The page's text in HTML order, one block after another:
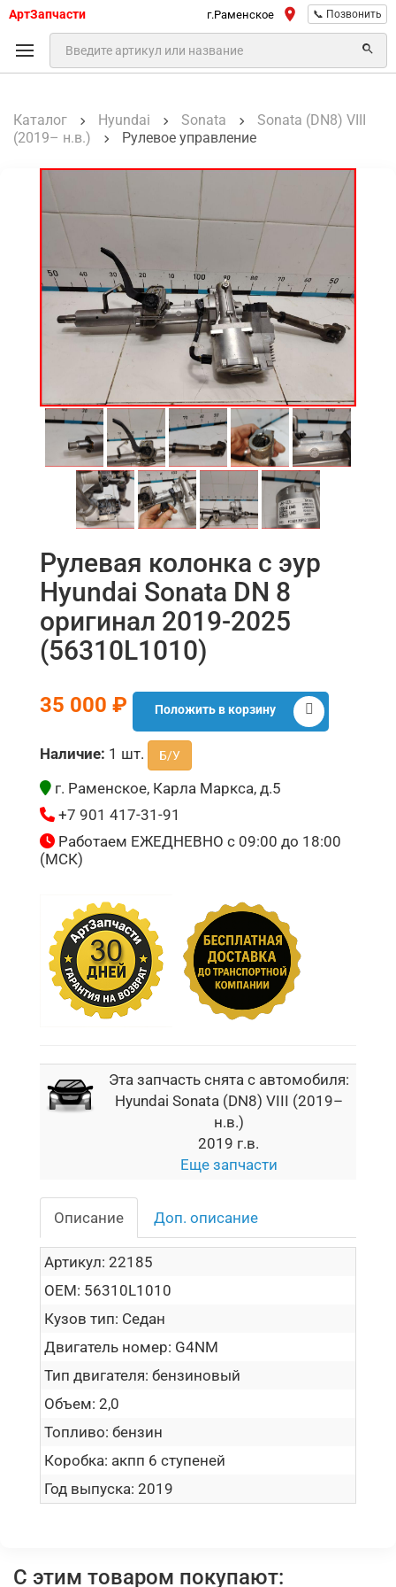
АртЗапчасти г.Раменское 📞 Позвонить
Каталог Hyundai Sonata
Sonata (DN8) VIII
(2019– н.в.)
Рулевое управление
Рулевая колонка с эур
Hyundai Sonata DN 8
оригинал 2019-2025
(56310L1010)
35 000 ₽ Положить в корзину
Наличие: 1 шт. Б/У
г. Раменское, Карла Маркса, д.5
+7 901 417-31-91
Работаем ЕЖЕДНЕВНО с 09:00 до 18:00
(МСК)
Эта запчасть снята с автомобиля:
Hyundai Sonata (DN8) VIII (2019–
н.в.)
2019 г.в.
Еще запчасти
Описание Доп. описание
Артикул: 22185
OEM: 56310L1010
Кузов тип: Седан
Двигатель номер: G4NM
Тип двигателя: бензиновый
Объем: 2,0
Топливо: бензин
Коробка: акпп 6 ступеней
Год выпуска: 2019
С этим товаром покупают: